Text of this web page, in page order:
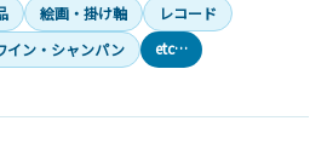
絵画・掛け軸
レコード
イン・シャンパン
etc…